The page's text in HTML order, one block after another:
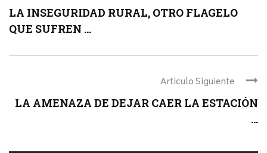
LA INSEGURIDAD RURAL, OTRO FLAGELO
QUE SUFREN ...
Articulo Siguiente
LA AMENAZA DE DEJAR CAER LA ESTACIÓN
...